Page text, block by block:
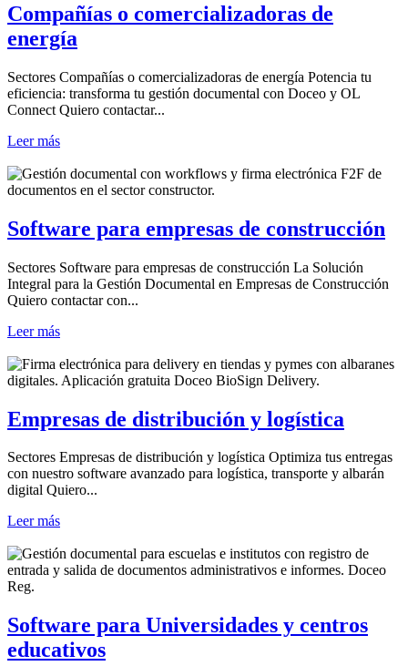
Compañías o comercializadoras de
energía
Sectores Compañías o comercializadoras de energía Potencia tu
eficiencia: transforma tu gestión documental con Doceo y OL
Connect Quiero contactar...
Leer más
Software para empresas de construcción
Sectores Software para empresas de construcción La Solución
Integral para la Gestión Documental en Empresas de Construcción
Quiero contactar con...
Leer más
Empresas de distribución y logística
Sectores Empresas de distribución y logística Optimiza tus entregas
con nuestro software avanzado para logística, transporte y albarán
digital Quiero...
Leer más
Software para Universidades y centros
educativos